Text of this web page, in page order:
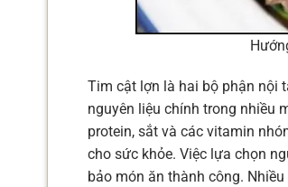
Tim cật lợn là hai bộ phận nội
nguyên liệu chính trong nhiều
protein, sắt và các vitamin
cho sức khỏe. Việc lựa chọn
bảo món ăn thành công.